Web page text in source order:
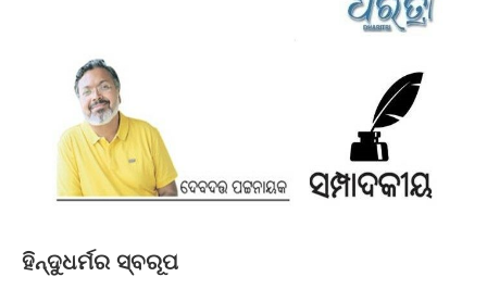
ହିନ୍ଦୁଧର୍ମର ସ୍ବରୂପ